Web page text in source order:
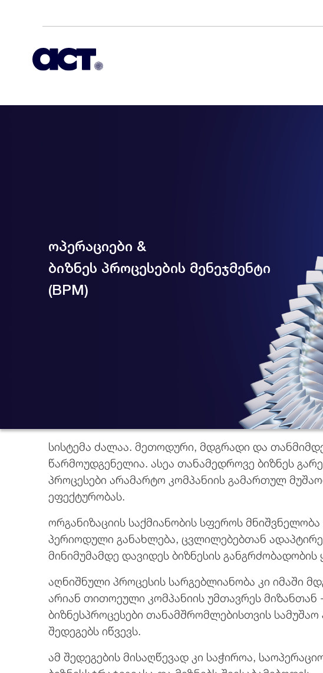
ოპერაციები &
ბიზნეს პროცესების მენეჯმენტი
(BPM)
სისტემა ძალაა. მეთოდური, მდგრადი და
წარმოუდგენელია. ასეა თანამედროვე ბიზნეს
პროცესები არამარტო კომპანიის გამართულ
ეფექტურობას.
ორგანიზაციის საქმიანობის სფეროს
პერიოდული განახლება, ცვლილებებთან
მინიმუმამდე დავიდეს ბიზნესის
აღნიშნული პროცესის სარგებლიანობა კი იმაში
არიან თითოეული კომპანიის უმთავრეს
ბიზნესპროცესები თანამშრომლებისთვის
შედეგებს იწვევს.
ამ შედეგების მისაღწევად კი საჭიროა,